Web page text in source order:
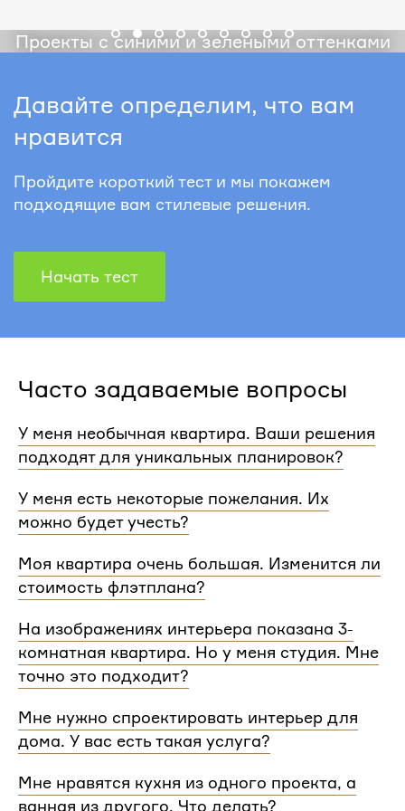
Проекты с синими и зелеными оттенками
Давайте определим, что вам
нравится
Пройдите короткий тест и мы покажем
подходящие вам стилевые решения.
Начать тест
Часто задаваемые вопросы
У меня необычная квартира. Ваши решения
подходят для уникальных планировок?
планировки и учтем особенности вашей
квартиры.
У меня есть некоторые пожелания. Их
можно будет учесть?
согласуем с вами планировочное решение,
расстановку мебели и важные детали. Вы
дизайнером Flatplan
Моя квартира очень большая. Изменится ли
стоимость флэтплана?
площади. Однако если у вас многоэтажный дом
или квартира, нужно будет купить флэтплан для
каждого этажа.
На изображениях интерьера показана 3-
комнатная квартира. Но у меня студия. Мне
точно это подходит?
и учитываем все детали. Любой стиль интерьера
на нашем сайте может быть адаптирован для
количеством комнат
Мне нужно спроектировать интерьер для
дома. У вас есть такая услуга?
квартир, но и для домов. Стоимость также не
зависит от площади. Однако если у вас в доме
Мне нравятся кухня из одного проекта, а
ванная из другого. Что делать?